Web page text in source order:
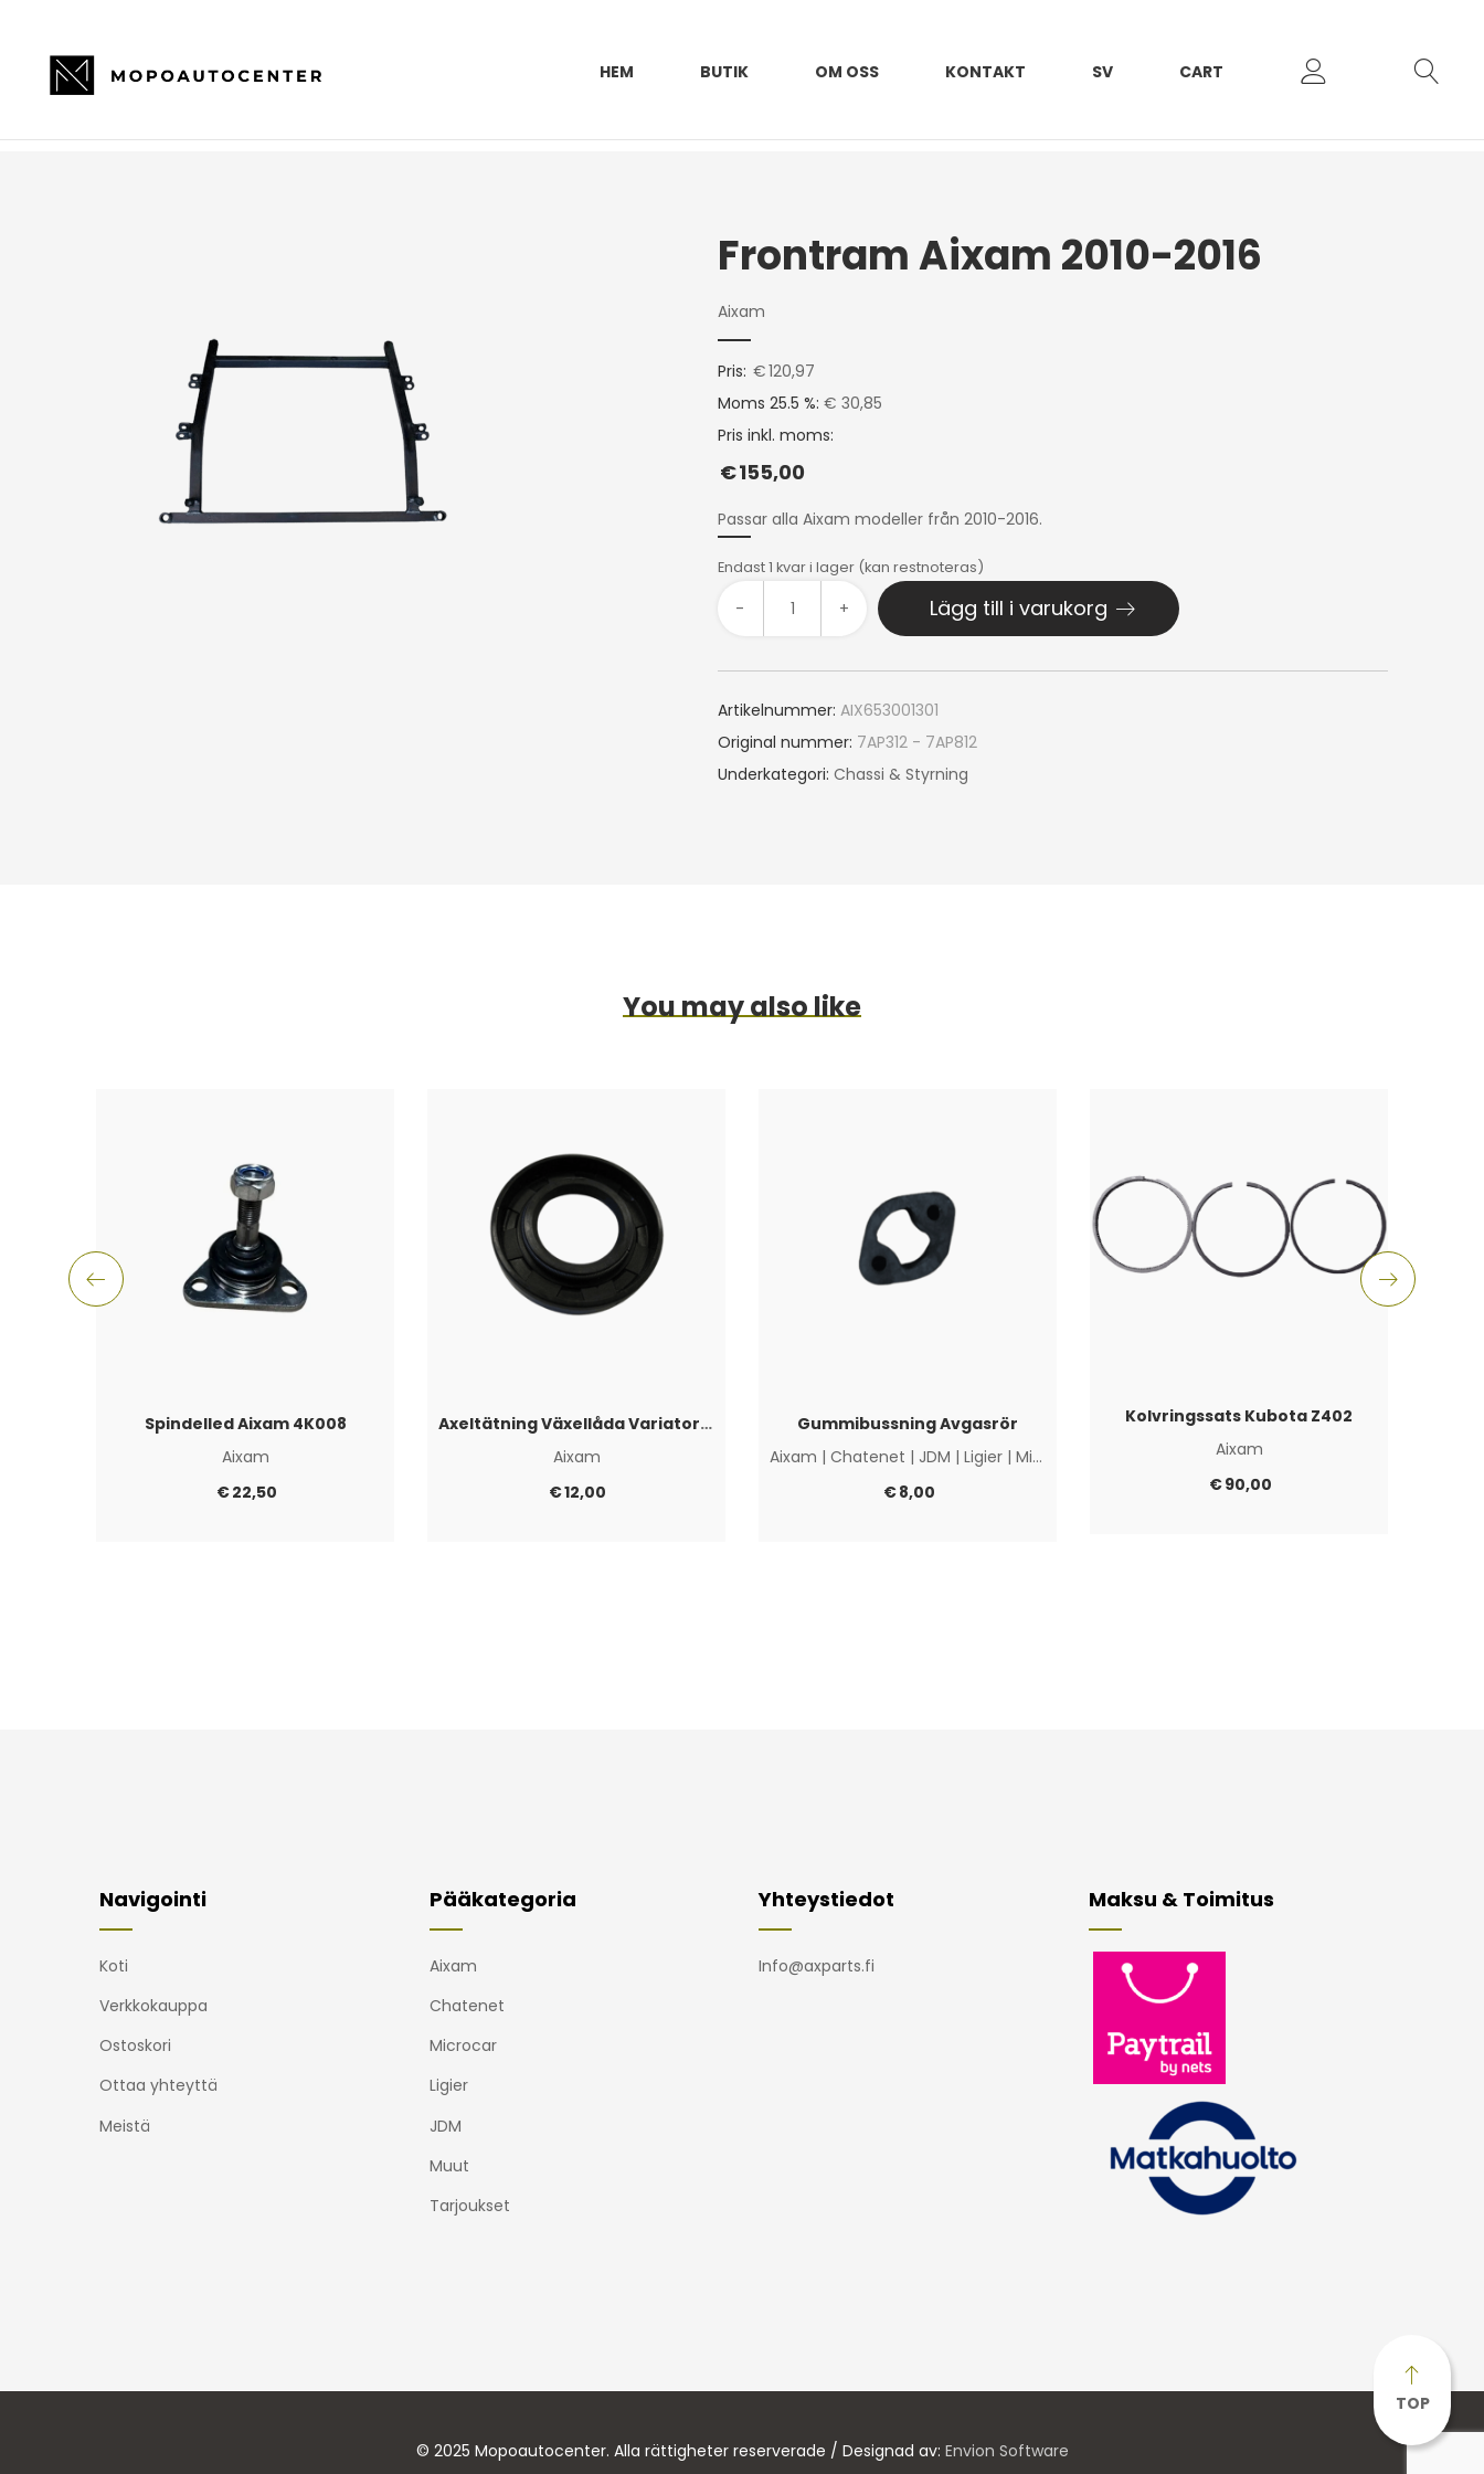
HEM BUTIK OM OSS KONTAKT SV CART
Frontram Aixam 2010-2016
Aixam
Pris: €120,97
Moms 25.5 %: € 30,85
Pris inkl. moms:
€155,00
Passar alla Aixam modeller från 2010-2016.
Endast 1 kvar i lager (kan restnoteras)
- + Lägg till i varukorg
Artikelnummer: AIX653001301
Original nummer: 7AP312 - 7AP812
Underkategori: Chassi & Styrning
You may also like
Spindelled Aixam 4K008
Aixam
€22,50
Axeltätning Växellåda Variatorsida Aixam
Aixam
€12,00
Gummibussning Avgasrör
Aixam | Chatenet | JDM | Ligier | Microcar
€8,00
Kolvringssats Kubota Z402
Aixam
€90,00
Navigointi
Koti
Verkkokauppa
Ostoskori
Ottaa yhteyttä
Meistä
Pääkategoria
Aixam
Chatenet
Microcar
Ligier
JDM
Muut
Tarjoukset
Yhteystiedot
Info@axparts.fi
Maksu & Toimitus
TOP
© 2025 Mopoautocenter. Alla rättigheter reserverade / Designad av: Envion Software